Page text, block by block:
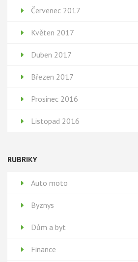
Červenec 2017
Květen 2017
Duben 2017
Březen 2017
Prosinec 2016
Listopad 2016
RUBRIKY
Auto moto
Byznys
Dům a byt
Finance